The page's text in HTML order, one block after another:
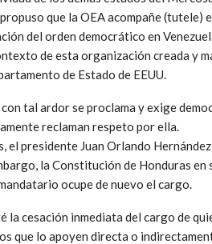
que la OEA acompañe (tutele)
del orden democrático en
de esta organización creada y
de Estado de EEUU.
tal ardor se proclama y exige
reclaman respeto por ella.
el presidente Juan Orlando
la Constitución de Honduras
ocupe de nuevo el cargo.
la cesación inmediata del cargo de
que lo apoyen directa o